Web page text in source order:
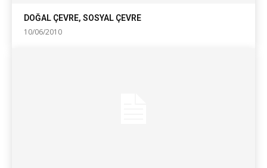
DOĞAL ÇEVRE, SOSYAL ÇEVRE
10/06/2010